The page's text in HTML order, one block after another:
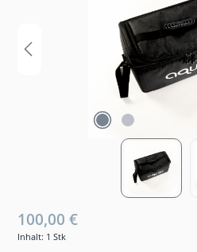
100,00 €
Inhalt: 1 Stk